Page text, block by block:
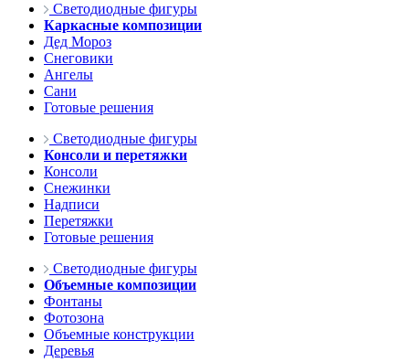
Светодиодные фигуры
Каркасные композиции
Дед Мороз
Снеговики
Ангелы
Сани
Готовые решения
Светодиодные фигуры
Консоли и перетяжки
Консоли
Снежинки
Надписи
Перетяжки
Готовые решения
Светодиодные фигуры
Объемные композиции
Фонтаны
Фотозона
Объемные конструкции
Деревья